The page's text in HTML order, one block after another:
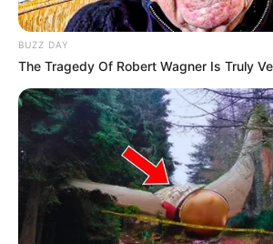
BUZZ DAY
The Tragedy Of Robert Wagner Is Truly